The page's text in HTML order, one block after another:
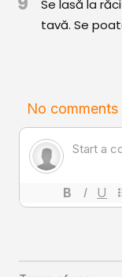
Se lasă la
tavă. Se